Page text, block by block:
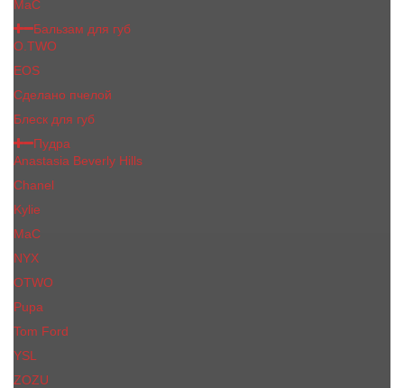
МаС
Бальзам для губ
O.TWO
EOS
Сделано пчелой
Блеск для губ
Пудра
Anastasia Beverly Hills
Chanel
Kylie
MaC
NYX
OTWO
Pupa
Tom Ford
YSL
ZOZU